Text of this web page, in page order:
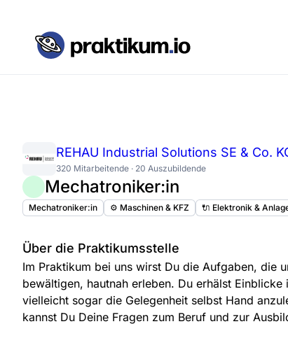
REHAU Industrial Solutions SE & Co.
320 Mitarbeitende · 20 Auszubildende
Mechatroniker:in
Mechatroniker:in ⚙️ Maschinen & KFZ 🔌 Elektronik &
Über die Praktikumsstelle
Im Praktikum bei uns wirst Du die Aufgaben, die
bewältigen, hautnah erleben. Du erhälst
vielleicht sogar die Gelegenheit selbst Hand
kannst Du Deine Fragen zum Beruf und zur